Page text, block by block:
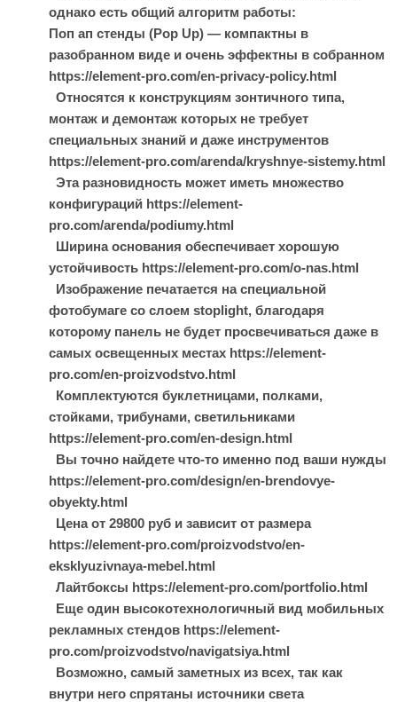
однако есть общий алгоритм работы:
Поп ап стенды (Pop Up) — компактны в
разобранном виде и очень эффектны в собранном
https://element-pro.com/en-privacy-policy.html
Относятся к конструкциям зонтичного типа,
монтаж и демонтаж которых не требует
специальных знаний и даже инструментов
https://element-pro.com/arenda/kryshnye-sistemy.html
Эта разновидность может иметь множество
конфигураций https://element-
pro.com/arenda/podiumy.html
Ширина основания обеспечивает хорошую
устойчивость https://element-pro.com/o-nas.html
Изображение печатается на специальной
фотобумаге со слоем stoplight, благодаря
которому панель не будет просвечиваться даже в
самых освещенных местах https://element-
pro.com/en-proizvodstvo.html
Комплектуются буклетницами, полками,
стойками, трибунами, светильниками
https://element-pro.com/en-design.html
Вы точно найдете что-то именно под ваши нужды
https://element-pro.com/design/en-brendovye-
obyekty.html
Цена от 29800 руб и зависит от размера
https://element-pro.com/proizvodstvo/en-
eksklyuzivnaya-mebel.html
Лайтбоксы https://element-pro.com/portfolio.html
Еще один высокотехнологичный вид мобильных
рекламных стендов https://element-
pro.com/proizvodstvo/navigatsiya.html
Возможно, самый заметных из всех, так как
внутри него спрятаны источники света